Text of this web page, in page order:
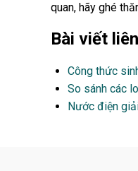
quan, hãy ghé
Bài viết
Công thức
So sánh các
Nước điện